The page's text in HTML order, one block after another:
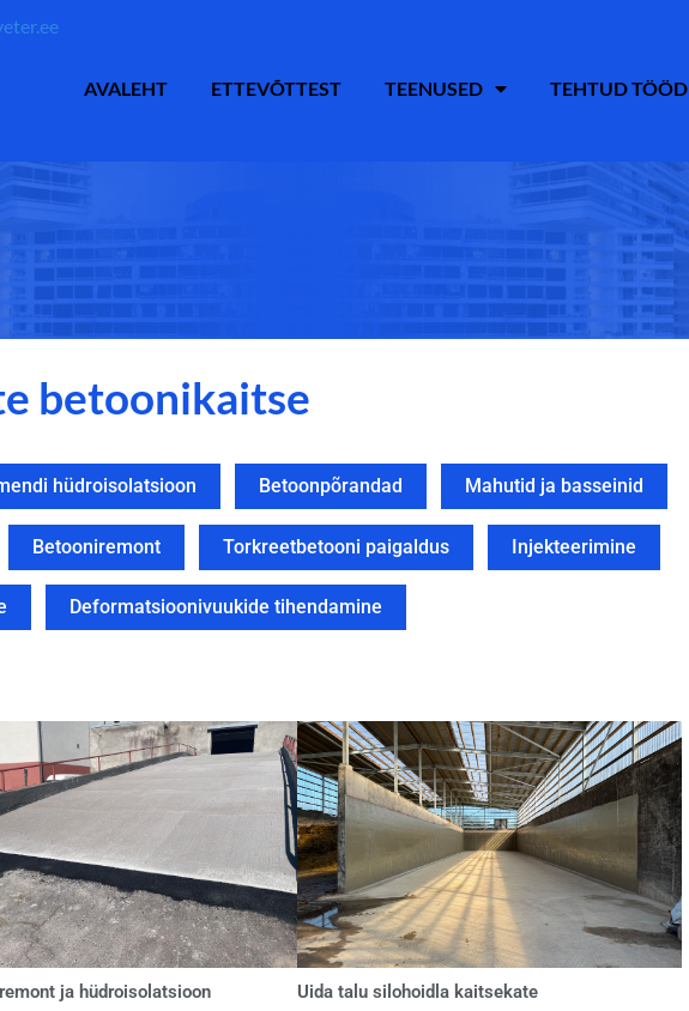
AVALEHT ETTEVÕTTEST TEENUSED TEHTUD TÖÖD
betoonikaitse
hüdroisolatsioon Betoonpõrandad Mahutid ja basseinid
Betooniremont Torkreetbetooni paigaldus Injekteerimine
Deformatsioonivuukide tihendamine
ja hüdroisolatsioon Uida talu silohoidla kaitsekate